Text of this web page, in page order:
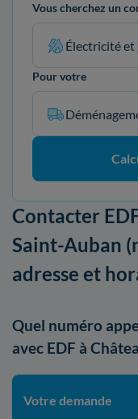
Vous cherchez un
Électricité et
Pour votre
Contacter
Saint-Auban
adresse et
Quel numéro
avec EDF à
Votre demande